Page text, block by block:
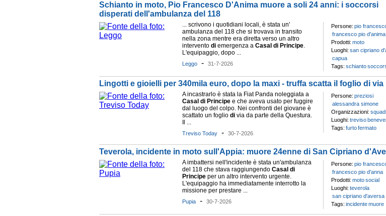
Schianto in moto, Pio Francesco D'Anima muore a soli 24 anni: i soccorsi
disperati dell'ambulanza del 118
... scrivono i quotidiani locali, è stata un'
ambulanza del 118 che si trovava in transito
nella zona mentre era diretta verso un altro
intervento di emergenza a Casal di Principe.
L'equipaggio, dopo ...
Leggo - 31-7-2026
Persone: pio
francesco pio d'anima
Prodotti: moto
Luoghi: san cipriano
capua
Tags: schianto
Lingotti e gioielli per 340mila euro, dopo la maxi - truffa scatta il foglio di via
A incastrarlo è stata la Fiat Panda noleggiata a
Casal di Principe e che aveva usato per fuggire
dal luogo del colpo. Nei confronti del giovane è
scattato un foglio di via da parte della Questura.
Il ...
Treviso Today - 30-7-2026
Persone: preziosi
alessandra simone
Organizzazioni:
Luoghi: treviso
Tags: furtofermato
Teverola, incidente in moto sull'Appia: muore 24enne di San Cipriano
A imbattersi nell'incidente è stata un'ambulanza
del 118 che stava raggiungendo Casal di
Principe per un altro intervento urgente.
L'equipaggio ha immediatamente interrotto la
missione per prestare ...
Pupia - 30-7-2026
Persone: pio
francesco pio d'anna
Prodotti: motosocial
Luoghi: teverola
san cipriano d'aversa
Tags: incidentemuore